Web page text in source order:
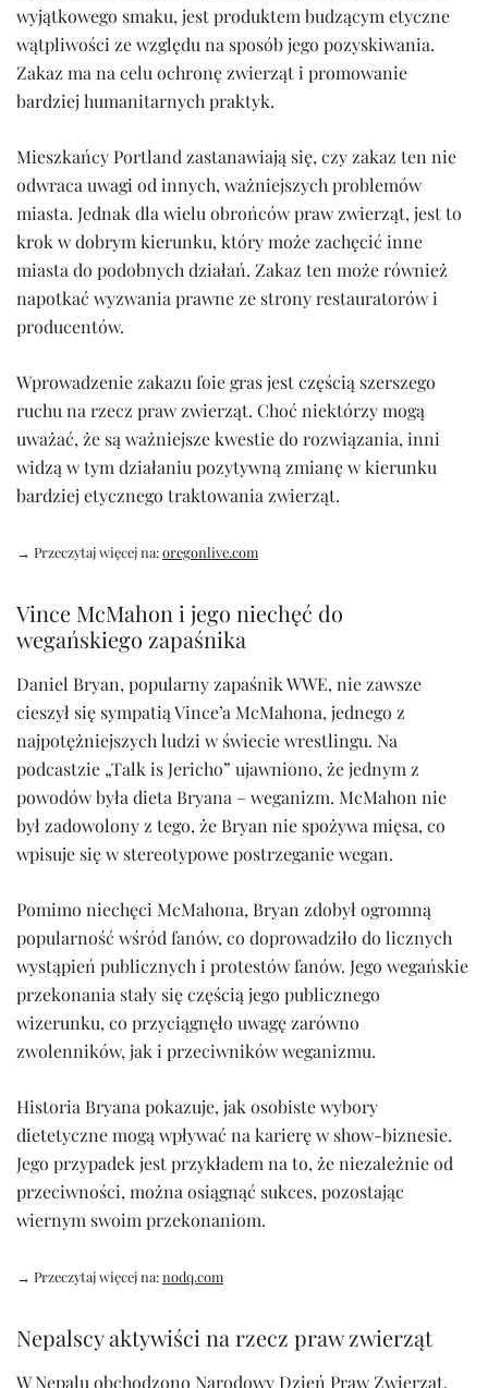
wyjątkowego smaku, jest produktem budzącym etyczne
wątpliwości ze względu na sposób jego pozyskiwania.
Zakaz ma na celu ochronę zwierząt i promowanie
bardziej humanitarnych praktyk.
Mieszkańcy Portland zastanawiają się, czy zakaz ten nie
odwraca uwagi od innych, ważniejszych problemów
miasta. Jednak dla wielu obrońców praw zwierząt, jest to
krok w dobrym kierunku, który może zachęcić inne
miasta do podobnych działań. Zakaz ten może również
napotkać wyzwania prawne ze strony restauratorów i
producentów.
Wprowadzenie zakazu foie gras jest częścią szerszego
ruchu na rzecz praw zwierząt. Choć niektórzy mogą
uważać, że są ważniejsze kwestie do rozwiązania, inni
widzą w tym działaniu pozytywną zmianę w kierunku
bardziej etycznego traktowania zwierząt.
→ Przeczytaj więcej na:oregonlive.com
Vince McMahon i jego niechęć do
wegańskiego zapaśnika
Daniel Bryan, popularny zapaśnik WWE, nie zawsze
cieszył się sympatią Vince’a McMahona, jednego z
najpotężniejszych ludzi w świecie wrestlingu. Na
podcastzie „Talk is Jericho” ujawniono, że jednym z
powodów była dieta Bryana – weganizm. McMahon nie
był zadowolony z tego, że Bryan nie spożywa mięsa, co
wpisuje się w stereotypowe postrzeganie wegan.
Pomimo niechęci McMahona, Bryan zdobył ogromną
popularność wśród fanów, co doprowadziło do licznych
wystąpień publicznych i protestów fanów. Jego wegańskie
przekonania stały się częścią jego publicznego
wizerunku, co przyciągnęło uwagę zarówno
zwolenników, jak i przeciwników weganizmu.
Historia Bryana pokazuje, jak osobiste wybory
dietetyczne mogą wpływać na karierę w show-biznesie.
Jego przypadek jest przykładem na to, że niezależnie od
przeciwności, można osiągnąć sukces, pozostając
wiernym swoim przekonaniom.
→ Przeczytaj więcej na:nodq.com
Nepalscy aktywiści na rzecz praw zwierząt
W Nepalu obchodzono Narodowy Dzień Praw Zwierząt,